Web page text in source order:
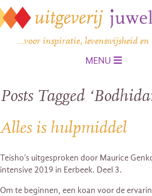
…voor inspiratie, levenswijsheid
MENU
Posts Tagged
Alles is hulpmiddel
Teisho’s uitgesproken door Maurice
intensive 2019 in Eerbeek. Deel 3.
Om te beginnen, een koan voor de